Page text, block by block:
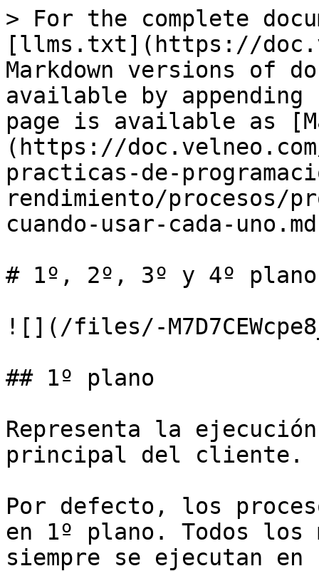
> For the complete
[llms.txt](https://
Markdown versions of
available by
page is available as
(https://
practicas-de-
rendimiento/procesos/
cuando-usar-cada-
# 1º, 2º, 3º y 4º plano
![](/files/-
## 1º plano
Representa la
principal del cliente.
Por defecto, los
en 1º plano. Todos los
siempre se ejecutan en